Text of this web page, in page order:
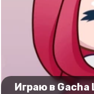
Играю в